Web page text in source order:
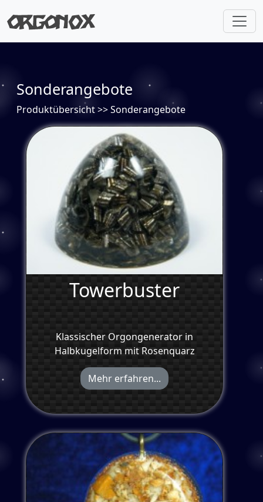
Sonderangebote
Produktübersicht>>Sonderangebote
Towerbuster
Klassischer Orgongenerator in
Halbkugelform mit Rosenquarz
Mehr erfahren...